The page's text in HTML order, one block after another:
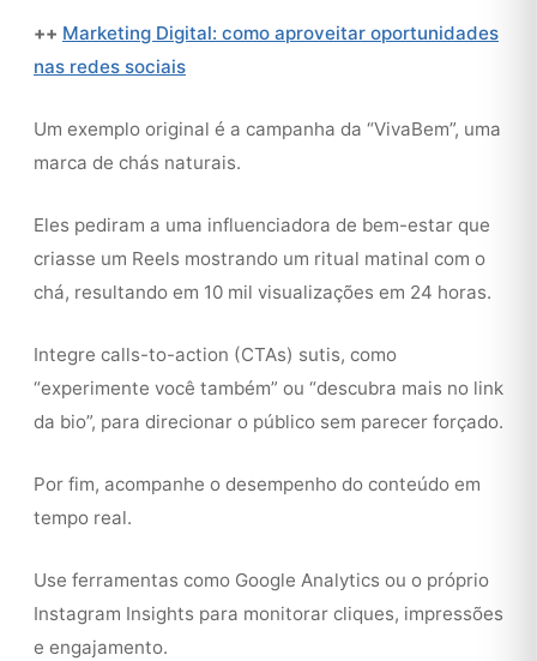
++ Marketing Digital: como aproveitar oportunidades
nas redes sociais
Um exemplo original é a campanha da “VivaBem”, uma
marca de chás naturais.
Eles pediram a uma influenciadora de bem-estar que
criasse um Reels mostrando um ritual matinal com o
chá, resultando em 10 mil visualizações em 24 horas.
Integre calls-to-action (CTAs) sutis, como
“experimente você também” ou “descubra mais no link
da bio”, para direcionar o público sem parecer forçado.
Por fim, acompanhe o desempenho do conteúdo em
tempo real.
Use ferramentas como Google Analytics ou o próprio
Instagram Insights para monitorar cliques, impressões
e engajamento.